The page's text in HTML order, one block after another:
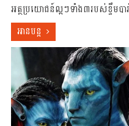
អត្ថប្រយោជន៍ល្អៗទាំង៣របស់ខ្ទឹមបា
អានបន្ត